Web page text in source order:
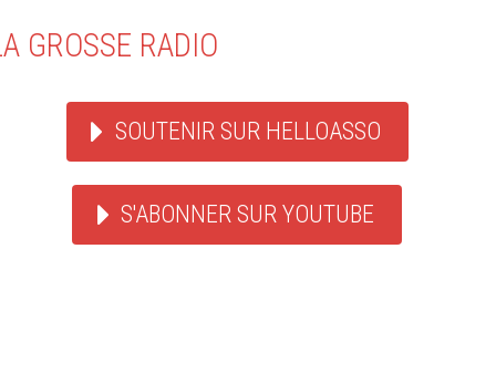
GROSSE RADIO
SOUTENIR SUR HELLOASSO
S'ABONNER SUR YOUTUBE